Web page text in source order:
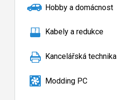
Hobby a domácnost
Kabely a redukce
Kancelářská technika
Modding PC